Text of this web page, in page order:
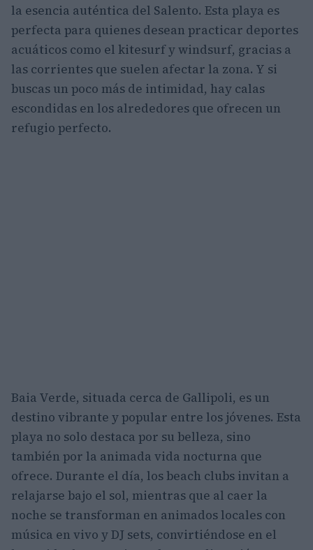
la esencia auténtica del Salento. Esta playa es
perfecta para quienes desean practicar deportes
acuáticos como el kitesurf y windsurf, gracias a
las corrientes que suelen afectar la zona. Y si
buscas un poco más de intimidad, hay calas
escondidas en los alrededores que ofrecen un
refugio perfecto.
Baia Verde, situada cerca de Gallipoli, es un
destino vibrante y popular entre los jóvenes. Esta
playa no solo destaca por su belleza, sino
también por la animada vida nocturna que
ofrece. Durante el día, los beach clubs invitan a
relajarse bajo el sol, mientras que al caer la
noche se transforman en animados locales con
música en vivo y DJ sets, convirtiéndose en el